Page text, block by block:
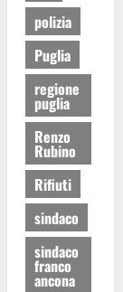
polizia
Puglia
regione
puglia
Renzo
Rubino
Rifiuti
sindaco
sindaco
franco
ancona